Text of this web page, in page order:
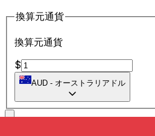
換算元通貨
換算元通貨
$
AUD - オーストラリアドル